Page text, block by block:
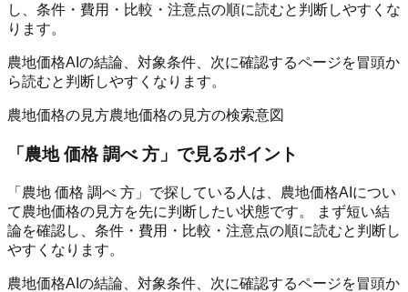
し、条件・費用・比較・注意点の順に読むと判断しやすくな
ります。
農地価格AIの結論、対象条件、次に確認するページを冒頭か
ら読むと判断しやすくなります。
農地価格の見方農地価格の見方の検索意図
「 農地 価格 調べ 方 」で見るポイント
「農地 価格 調べ 方」で探している人は、農地価格AIについ
て農地価格の見方を先に判断したい状態です。 まず短い結
論を確認し、条件・費用・比較・注意点の順に読むと判断し
やすくなります。
農地価格AIの結論、対象条件、次に確認するページを冒頭か